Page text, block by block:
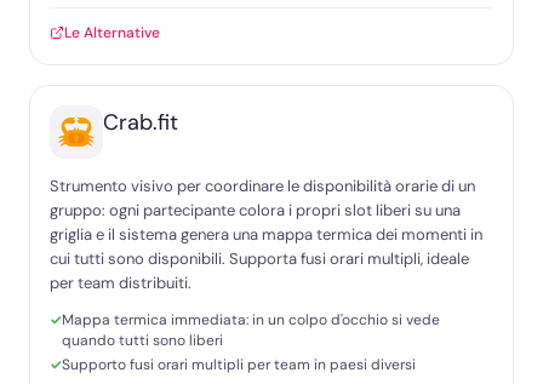
Le Alternative
Crab.fit
Strumento visivo per coordinare le disponibilità orarie di un
gruppo: ogni partecipante colora i propri slot liberi su una
griglia e il sistema genera una mappa termica dei momenti in
cui tutti sono disponibili. Supporta fusi orari multipli, ideale
per team distribuiti.
Mappa termica immediata: in un colpo d'occhio si vede
quando tutti sono liberi
Supporto fusi orari multipli per team in paesi diversi